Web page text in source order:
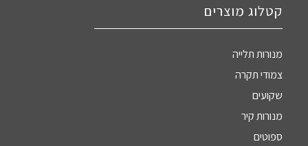
קטלוג מוצרים
מנורות תלייה
צמודי תקרה
שקועים
מנורות קיר
ספוטים